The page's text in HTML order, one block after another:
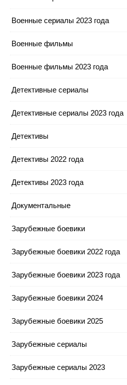
Военные сериалы 2023 года
Военные фильмы
Военные фильмы 2023 года
Детективные сериалы
Детективные сериалы 2023 года
Детективы
Детективы 2022 года
Детективы 2023 года
Документальные
Зарубежные боевики
Зарубежные боевики 2022 года
Зарубежные боевики 2023 года
Зарубежные боевики 2024
Зарубежные боевики 2025
Зарубежные сериалы
Зарубежные сериалы 2023